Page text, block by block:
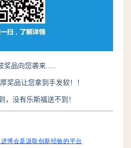
奖品向您袭来……
奖品让您拿到手发软！！
，没有乐斯福送不到！
博会是汲取创新经验的平台